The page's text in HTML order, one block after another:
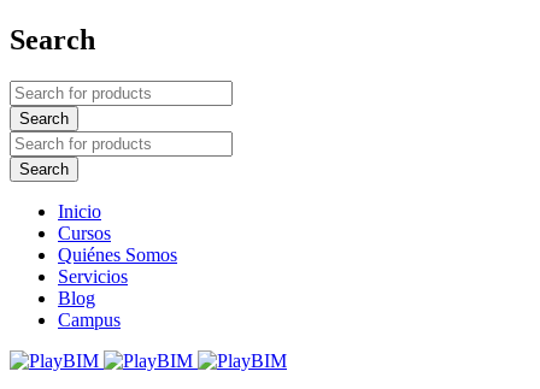
Search
Inicio
Cursos
Quiénes Somos
Servicios
Blog
Campus